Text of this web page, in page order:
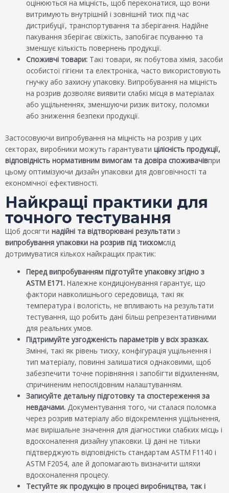
оцінюються на міцність, щоб переконатися, що вони
витримують внутрішній і зовнішній тиск під час
дистрибуції, транспортування та зберігання. Надійне
пакування зберігає свіжість, запобігає псуванню та
зменшує кількість повернень продукції.
Споживчі товари: Такі товари, як побутова хімія, засоби
особистої гігієни та електроніка, часто використовують
гнучку або захисну упаковку. Випробування на міцність
на розрив дозволяє виявити слабкі місця в матеріалах
або ущільненнях, зменшуючи ризик витоку, поломки
або зниження безпеки продукції.
Застосовуючи випробування на міцність на розрив у цих
секторах, виробники можуть гарантувати цілісність продукції,
відповідність нормативним вимогам та довіра споживачівпри
цьому оптимізуючи дизайн упаковки для довговічності та
економічної ефективності.
Найкращі практики для
точного тестування
Щоб досягти надійні та відтворювані результати з
випробування упаковки на розрив під тискомслід
дотримуватися кількох найкращих практик:
Перед випробуванням підготуйте упаковку згідно з
ASTM E171. Належне кондиціонування гарантує, що
фактори навколишнього середовища, такі як
температура і вологість, не впливають на результати
тестування, що робить дані більш репрезентативними
для реальних умов.
Підтримуйте узгодженість параметрів у всіх зразках.
Змінні, такі як рівень тиску, конфігурація ущільнення і
тип матеріалу, повинні залишатися однаковими, щоб
забезпечити точне порівняння і запобігти відхиленням,
спричиненим непослідовним налаштуванням.
Записуйте детальну підготовку та спостереження за
невдачами. Документування того, чи сталася поломка
через розрив матеріалу або відокремлення ущільнення,
має вирішальне значення для діагностики слабких місць і
вдосконалення дизайну упаковки. Ці дані не тільки
підтверджують відповідність стандартам ASTM F1140 і
ASTM F2054, але й допомагають визначити шляхи
вдосконалення процесу.
Тестуйте як продукцію в процесі виробництва, так і